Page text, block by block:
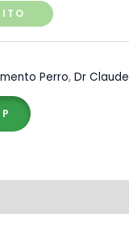
Perro, Dr